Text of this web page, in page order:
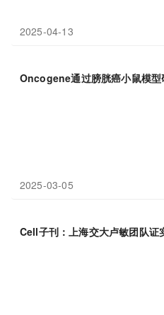
2025-04-13
Oncogene通过膀胱癌小鼠模
2025-03-05
Cell子刊：上海交大卢敏团队证